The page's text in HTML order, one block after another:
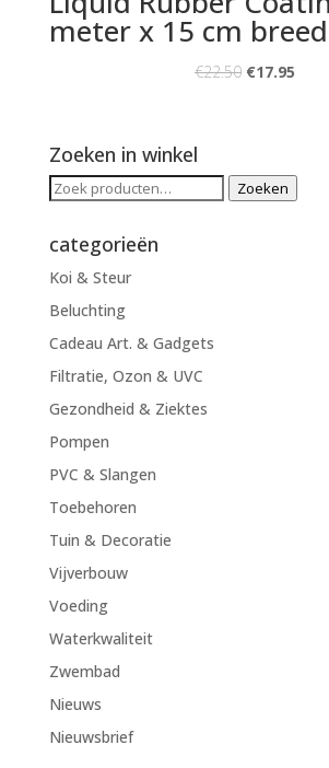
meter x 15 cm breed
€22.50 €17.95
Zoeken in winkel
Zoeken
Zoeken
categorieën
Koi & Steur
Beluchting
Cadeau Art. & Gadgets
Filtratie, Ozon & UVC
Gezondheid & Ziektes
Pompen
PVC & Slangen
Toebehoren
Tuin & Decoratie
Vijverbouw
Voeding
Waterkwaliteit
Zwembad
Nieuws
Nieuwsbrief